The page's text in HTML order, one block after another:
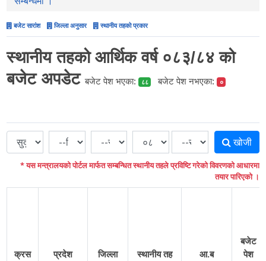
बजेट सारांश जिल्ला अनुसार स्थानीय तहको प्रकार
स्थानीय तहको आर्थिक वर्ष ०८३/८४ को
बजेट अपडेटबजेट पेश भएका: ८८ बजेट पेश नभएका: ०
खोजी
* यस मन्त्रालयको पोर्टल मार्फत सम्बन्धित स्थानीय तहले प्रविष्टि गरेको विवरणको आधारमा
तयार पारिएको ।
क्रस प्रदेश जिल्ला स्थानीय तह आ.ब
बजेट
पेश